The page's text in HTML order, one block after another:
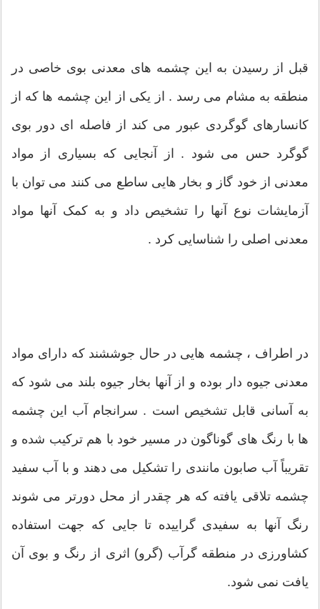
قبل از رسیدن به این چشمه های معدنی بوی خاصی در
منطقه به مشام می رسد . از یکی از این چشمه ها که از
کانسارهای گوگردی عبور می کند از فاصله ای دور بوی
گوگرد حس می شود . از آنجایی که بسیاری از مواد
معدنی از خود گاز و بخار هایی ساطع می کنند می توان با
آزمایشات نوع آنها را تشخیص داد و به کمک آنها مواد
معدنی اصلی را شناسایی کرد .
در اطراف ، چشمه هایی در حال جوششند که دارای مواد
معدنی جیوه دار بوده و از آنها بخار جیوه بلند می شود که
به آسانی قابل تشخیص است . سرانجام آب این چشمه
ها با رنگ های گوناگون در مسیر خود با هم ترکیب شده و
تقریباً آب صابون مانندی را تشکیل می دهند و با آب سفید
چشمه تلاقی یافته که هر چقدر از محل دورتر می شوند
رنگ آنها به سفیدی گراییده تا جایی که جهت استفاده
کشاورزی در منطقه گرآب (گرو) اثری از رنگ و بوی آن
یافت نمی شود.